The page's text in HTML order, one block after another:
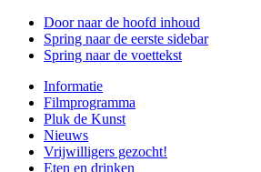
Door naar de hoofd inhoud
Spring naar de eerste sidebar
Spring naar de voettekst
Informatie
Filmprogramma
Pluk de Kunst
Nieuws
Vrijwilligers gezocht!
Eten en drinken